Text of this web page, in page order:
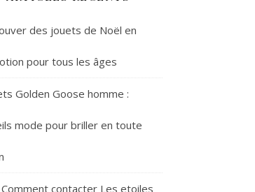
des jouets de Noël en
pour tous les âges
Golden Goose homme :
mode pour briller en toute
Comment contacter Les etoiles